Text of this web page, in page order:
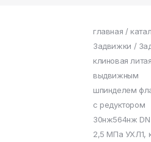
главная /
Задвижки /
клиновая
выдвижным
шпинделем
с редуктором
30нж564нж DN
2,5 МПа УХЛ1,